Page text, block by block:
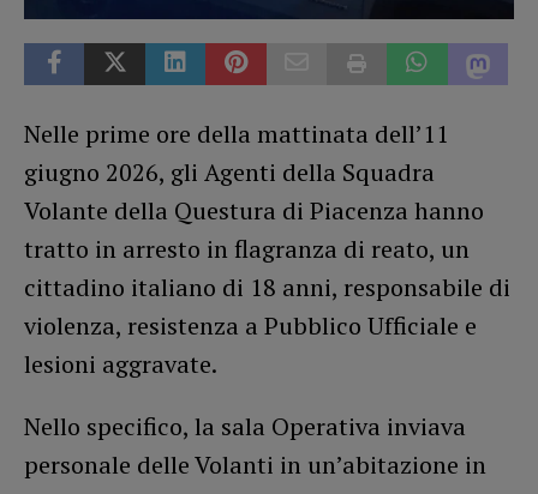
Nelle prime ore della mattinata dell’11
giugno 2026, gli Agenti della Squadra
Volante della Questura di Piacenza hanno
tratto in arresto in flagranza di reato, un
cittadino italiano di 18 anni, responsabile di
violenza, resistenza a Pubblico Ufficiale e
lesioni aggravate.
Nello specifico, la sala Operativa inviava
personale delle Volanti in un’abitazione in